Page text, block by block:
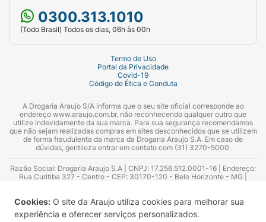
Cookies: O site da Araujo utiliza cookies para melhorar sua
experiência e oferecer serviços personalizados.
0300.313.1010
(Todo Brasil) Todos os dias, 06h às 00h
Termo de Uso
Portal da Privacidade
Covid-19
Código de Ética e Conduta
A Drogaria Araujo S/A informa que o seu site oficial corresponde ao
endereço www.araujo.com.br, não reconhecendo qualquer outro que
utilize indevidamente da sua marca. Para sua segurança recomendamos
que não sejam realizadas compras em sites desconhecidos que se utilizem
de forma fraudulenta da marca da Drogaria Araujo S.A. Em caso de
dúvidas, gentileza entrar em contato com (31) 3270-5000.
Razão Social: Drogaria Araujo S.A | CNPJ: 17.256.512.0001-16 | Endereço:
Rua Curitiba 327 - Centro - CEP: 30170-120 - Belo Horizonte - MG |
Azevedo Guimarães – CRF 10.965 | Yasmin Silva Alvarenga – CRF 52.584 -
Consultor substituto: Thiago Aguiar Pinheiro - CRF Nº 13.748. Alvará
Sanitário: 2025020713 | Autorização de Funcionamento da Empresa (AFE):